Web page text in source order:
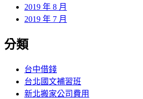
2019 年 8 月
2019 年 7 月
分類
台中借錢
台北國文補習班
新北搬家公司費用